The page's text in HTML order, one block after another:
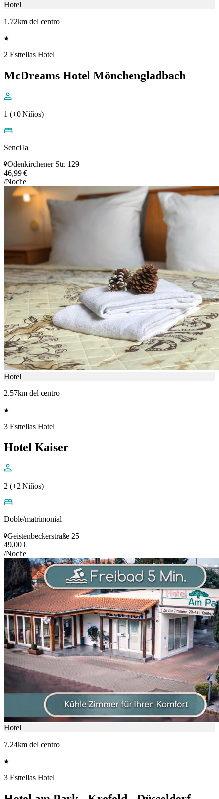
Hotel
1.72km del centro
2 Estrellas Hotel
McDreams Hotel Mönchengladbach
1 (+0 Niños)
Sencilla
Odenkirchener Str. 129
46,99 €
/Noche
Hotel
2.57km del centro
3 Estrellas Hotel
Hotel Kaiser
2 (+2 Niños)
Doble/matrimonial
Geistenbeckerstraße 25
49,00 €
/Noche
Hotel
7.24km del centro
3 Estrellas Hotel